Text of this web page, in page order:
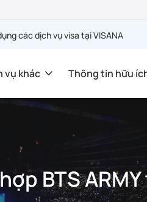
các dịch vụ visa tại VISANA
vụ khác Thông tin hữu
BTS